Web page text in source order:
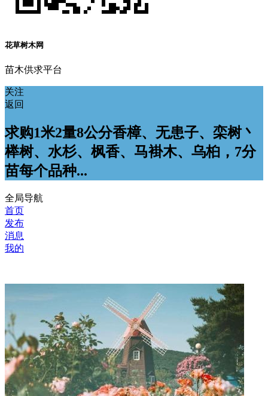
花草树木网
苗木供求平台
关注
返回
求购1米2量8公分香樟、无患子、栾树丶
榉树、水杉、枫香、马褂木、乌桕，7分
苗每个品种...
全局导航
首页
发布
消息
我的